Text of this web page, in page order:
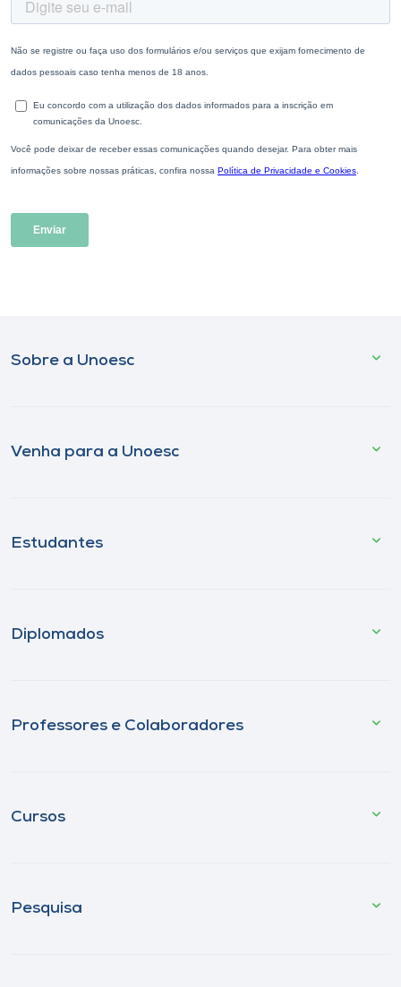
Sobre a Unoesc
Venha para a Unoesc
Estudantes
Diplomados
Professores e Colaboradores
Cursos
Pesquisa